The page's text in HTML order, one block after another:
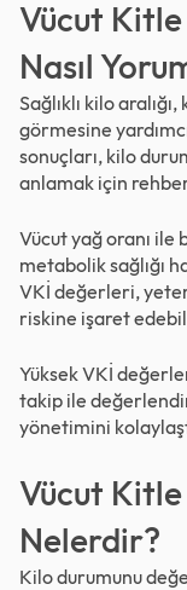
Vücut Kitle
Nasıl
Sağlıklı kilo
görmesine
sonuçları, kilo
anlamak için
Vücut yağ oranı
metabolik sağlığı
VKİ değerleri,
riskine işaret
Yüksek VKİ
takip ile
yönetimini
Vücut Kitle
Nelerdir?
Kilo durumunu